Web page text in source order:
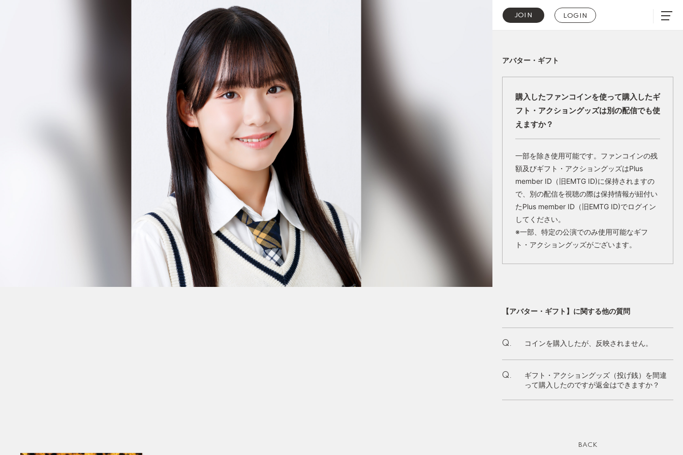
JOIN LOGIN
アバター・ギフト
購入したファンコインを使って購入したギ
フト・アクショングッズは別の配信でも使
えますか？
一部を除き使用可能です。ファンコインの残
額及びギフト・アクショングッズはPlus
member ID（旧EMTG ID)に保持されますの
で、別の配信を視聴の際は保持情報が紐付い
たPlus member ID（旧EMTG ID)でログイン
してください。
※一部、特定の公演でのみ使用可能なギフ
ト・アクショングッズがございます。
【アバター・ギフト】に関する他の質問
Q. コインを購入したが、反映されません。
Q.
ギフト・アクショングッズ（投げ銭）を間違
って購入したのですが返金はできますか？
BACK